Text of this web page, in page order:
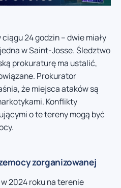
24 godzin – dwie miały
w Saint-Josse. Śledztwo
prokuraturę ma ustalić,
Prokurator
że miejsca ataków są
Konflikty
o te tereny mogą być
zorganizowanej
2024 roku na terenie